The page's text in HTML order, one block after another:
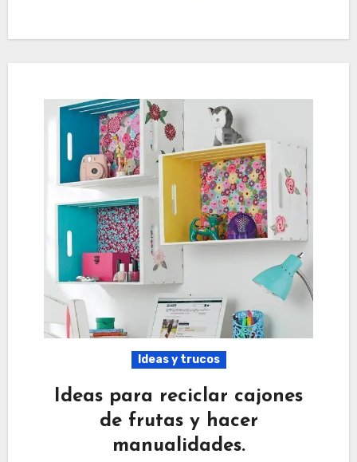
Ideas y trucos
Ideas para reciclar cajones
de frutas y hacer
manualidades.